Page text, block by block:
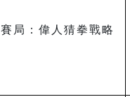
賽局：偉人猜拳戰略